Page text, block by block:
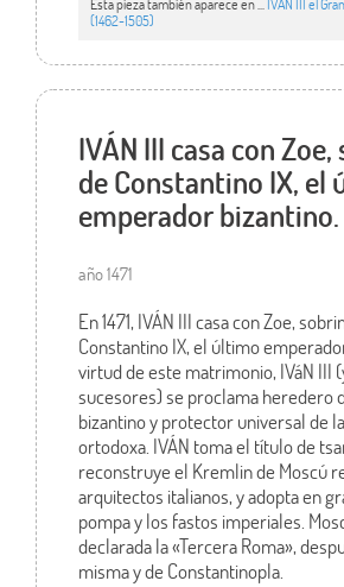
(1462-1505)
IVÁN III casa con
de Constantino IX, el
emperador bizantino.
año 1471
En 1471, IVÁN III casa con Zoe,
Constantino IX, el último
virtud de este matrimonio, IVáN III
sucesores) se proclama heredero
bizantino y protector universal de
ortodoxa. IVÁN toma el título de
reconstruye el Kremlin de Moscú
arquitectos italianos, y adopta en
pompa y los fastos imperiales.
declarada la «Tercera Roma»,
misma y de Constantinopla.